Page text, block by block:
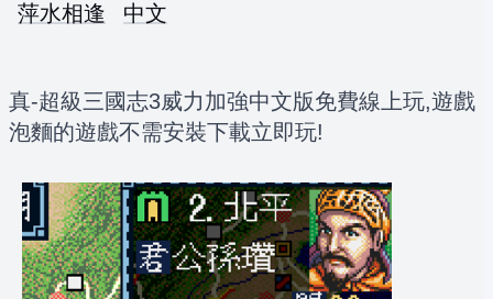
萍水相逢
中文
真-超級三國志3威力加強中文版免費線上玩,遊戲
泡麵的遊戲不需安裝下載立即玩!